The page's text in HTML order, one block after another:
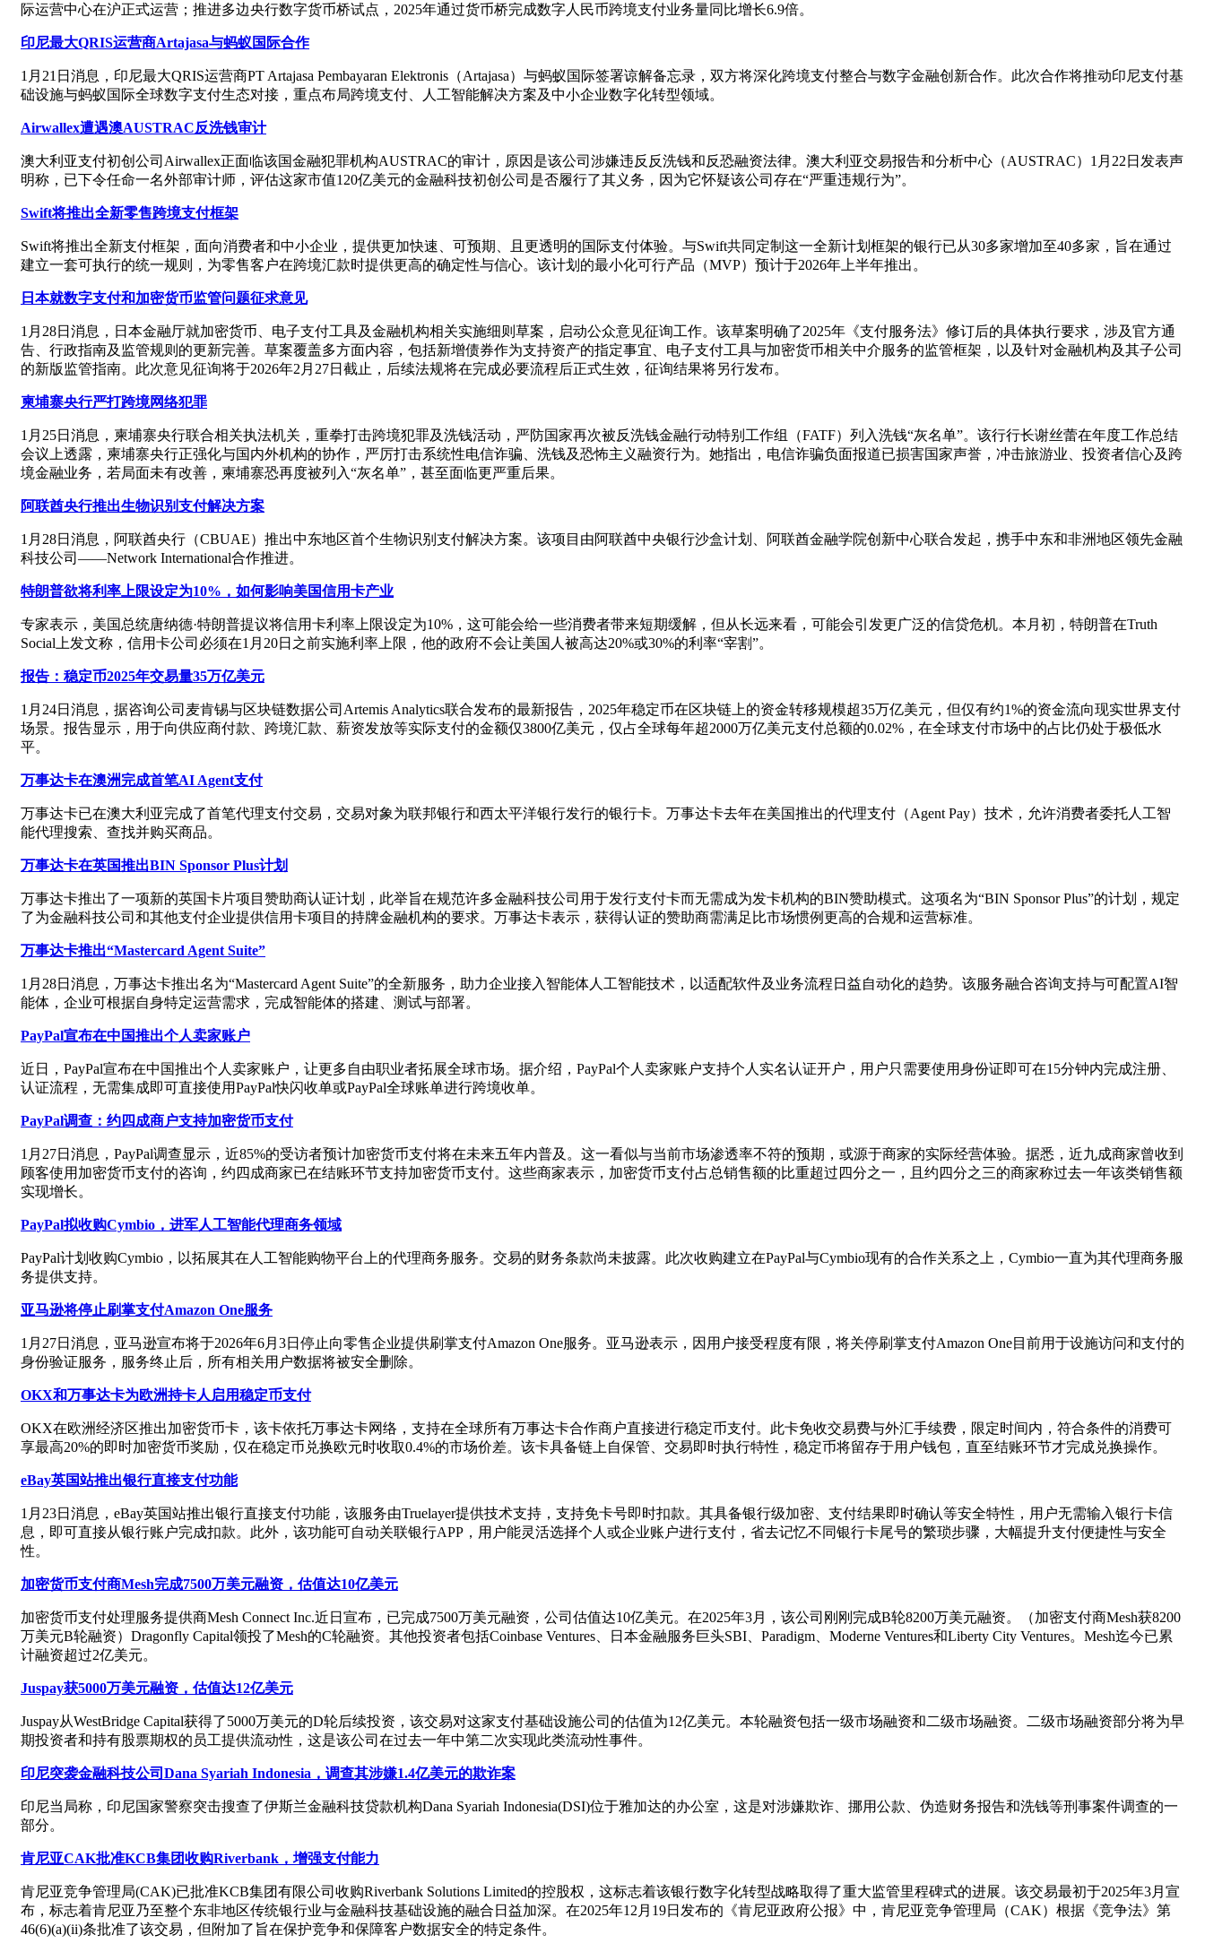
际运营中心在沪正式运营；推进多边央行数字货币桥试点，2025年通过货币桥完成数字人民币跨境支付业务量同比增长6.9倍。
印尼最大QRIS运营商Artajasa与蚂蚁国际合作
1月21日消息，印尼最大QRIS运营商PT Artajasa Pembayaran Elektronis（Artajasa）与蚂蚁国际签署谅解备忘录，双方将深化跨境支付整合与数字金融创新合作。此次合作将推动印尼支付基
础设施与蚂蚁国际全球数字支付生态对接，重点布局跨境支付、人工智能解决方案及中小企业数字化转型领域。
Airwallex遭遇澳AUSTRAC反洗钱审计
澳大利亚支付初创公司Airwallex正面临该国金融犯罪机构AUSTRAC的审计，原因是该公司涉嫌违反反洗钱和反恐融资法律。澳大利亚交易报告和分析中心（AUSTRAC）1月22日发表声
明称，已下令任命一名外部审计师，评估这家市值120亿美元的金融科技初创公司是否履行了其义务，因为它怀疑该公司存在“严重违规行为”。
Swift将推出全新零售跨境支付框架
Swift将推出全新支付框架，面向消费者和中小企业，提供更加快速、可预期、且更透明的国际支付体验。与Swift共同定制这一全新计划框架的银行已从30多家增加至40多家，旨在通过
建立一套可执行的统一规则，为零售客户在跨境汇款时提供更高的确定性与信心。该计划的最小化可行产品（MVP）预计于2026年上半年推出。
日本就数字支付和加密货币监管问题征求意见
1月28日消息，日本金融厅就加密货币、电子支付工具及金融机构相关实施细则草案，启动公众意见征询工作。该草案明确了2025年《支付服务法》修订后的具体执行要求，涉及官方通
告、行政指南及监管规则的更新完善。草案覆盖多方面内容，包括新增债券作为支持资产的指定事宜、电子支付工具与加密货币相关中介服务的监管框架，以及针对金融机构及其子公司
的新版监管指南。此次意见征询将于2026年2月27日截止，后续法规将在完成必要流程后正式生效，征询结果将另行发布。
柬埔寨央行严打跨境网络犯罪
1月25日消息，柬埔寨央行联合相关执法机关，重拳打击跨境犯罪及洗钱活动，严防国家再次被反洗钱金融行动特别工作组（FATF）列入洗钱“灰名单”。该行行长谢丝蕾在年度工作总结
会议上透露，柬埔寨央行正强化与国内外机构的协作，严厉打击系统性电信诈骗、洗钱及恐怖主义融资行为。她指出，电信诈骗负面报道已损害国家声誉，冲击旅游业、投资者信心及跨
境金融业务，若局面未有改善，柬埔寨恐再度被列入“灰名单”，甚至面临更严重后果。
阿联酋央行推出生物识别支付解决方案
1月28日消息，阿联酋央行（CBUAE）推出中东地区首个生物识别支付解决方案。该项目由阿联酋中央银行沙盒计划、阿联酋金融学院创新中心联合发起，携手中东和非洲地区领先金融
科技公司——Network International合作推进。
特朗普欲将利率上限设定为10%，如何影响美国信用卡产业
专家表示，美国总统唐纳德·特朗普提议将信用卡利率上限设定为10%，这可能会给一些消费者带来短期缓解，但从长远来看，可能会引发更广泛的信贷危机。本月初，特朗普在Truth
Social上发文称，信用卡公司必须在1月20日之前实施利率上限，他的政府不会让美国人被高达20%或30%的利率“宰割”。
报告：稳定币2025年交易量35万亿美元
1月24日消息，据咨询公司麦肯锡与区块链数据公司Artemis Analytics联合发布的最新报告，2025年稳定币在区块链上的资金转移规模超35万亿美元，但仅有约1%的资金流向现实世界支付
场景。报告显示，用于向供应商付款、跨境汇款、薪资发放等实际支付的金额仅3800亿美元，仅占全球每年超2000万亿美元支付总额的0.02%，在全球支付市场中的占比仍处于极低水
平。
万事达卡在澳洲完成首笔AI Agent支付
万事达卡已在澳大利亚完成了首笔代理支付交易，交易对象为联邦银行和西太平洋银行发行的银行卡。万事达卡去年在美国推出的代理支付（Agent Pay）技术，允许消费者委托人工智
能代理搜索、查找并购买商品。
万事达卡在英国推出BIN Sponsor Plus计划
万事达卡推出了一项新的英国卡片项目赞助商认证计划，此举旨在规范许多金融科技公司用于发行支付卡而无需成为发卡机构的BIN赞助模式。这项名为“BIN Sponsor Plus”的计划，规定
了为金融科技公司和其他支付企业提供信用卡项目的持牌金融机构的要求。万事达卡表示，获得认证的赞助商需满足比市场惯例更高的合规和运营标准。
万事达卡推出“Mastercard Agent Suite”
1月28日消息，万事达卡推出名为“Mastercard Agent Suite”的全新服务，助力企业接入智能体人工智能技术，以适配软件及业务流程日益自动化的趋势。该服务融合咨询支持与可配置AI智
能体，企业可根据自身特定运营需求，完成智能体的搭建、测试与部署。
PayPal宣布在中国推出个人卖家账户
近日，PayPal宣布在中国推出个人卖家账户，让更多自由职业者拓展全球市场。据介绍，PayPal个人卖家账户支持个人实名认证开户，用户只需要使用身份证即可在15分钟内完成注册、
认证流程，无需集成即可直接使用PayPal快闪收单或PayPal全球账单进行跨境收单。
PayPal调查：约四成商户支持加密货币支付
1月27日消息，PayPal调查显示，近85%的受访者预计加密货币支付将在未来五年内普及。这一看似与当前市场渗透率不符的预期，或源于商家的实际经营体验。据悉，近九成商家曾收到
顾客使用加密货币支付的咨询，约四成商家已在结账环节支持加密货币支付。这些商家表示，加密货币支付占总销售额的比重超过四分之一，且约四分之三的商家称过去一年该类销售额
实现增长。
PayPal拟收购Cymbio，进军人工智能代理商务领域
PayPal计划收购Cymbio，以拓展其在人工智能购物平台上的代理商务服务。交易的财务条款尚未披露。此次收购建立在PayPal与Cymbio现有的合作关系之上，Cymbio一直为其代理商务服
务提供支持。
亚马逊将停止刷掌支付Amazon One服务
1月27日消息，亚马逊宣布将于2026年6月3日停止向零售企业提供刷掌支付Amazon One服务。亚马逊表示，因用户接受程度有限，将关停刷掌支付Amazon One目前用于设施访问和支付的
身份验证服务，服务终止后，所有相关用户数据将被安全删除。
OKX和万事达卡为欧洲持卡人启用稳定币支付
OKX在欧洲经济区推出加密货币卡，该卡依托万事达卡网络，支持在全球所有万事达卡合作商户直接进行稳定币支付。此卡免收交易费与外汇手续费，限定时间内，符合条件的消费可
享最高20%的即时加密货币奖励，仅在稳定币兑换欧元时收取0.4%的市场价差。该卡具备链上自保管、交易即时执行特性，稳定币将留存于用户钱包，直至结账环节才完成兑换操作。
eBay英国站推出银行直接支付功能
1月23日消息，eBay英国站推出银行直接支付功能，该服务由Truelayer提供技术支持，支持免卡号即时扣款。其具备银行级加密、支付结果即时确认等安全特性，用户无需输入银行卡信
息，即可直接从银行账户完成扣款。此外，该功能可自动关联银行APP，用户能灵活选择个人或企业账户进行支付，省去记忆不同银行卡尾号的繁琐步骤，大幅提升支付便捷性与安全
性。
加密货币支付商Mesh完成7500万美元融资，估值达10亿美元
加密货币支付处理服务提供商Mesh Connect Inc.近日宣布，已完成7500万美元融资，公司估值达10亿美元。在2025年3月，该公司刚刚完成B轮8200万美元融资。（加密支付商Mesh获8200
万美元B轮融资）Dragonfly Capital领投了Mesh的C轮融资。其他投资者包括Coinbase Ventures、日本金融服务巨头SBI、Paradigm、Moderne Ventures和Liberty City Ventures。Mesh迄今已累
计融资超过2亿美元。
Juspay获5000万美元融资，估值达12亿美元
Juspay从WestBridge Capital获得了5000万美元的D轮后续投资，该交易对这家支付基础设施公司的估值为12亿美元。本轮融资包括一级市场融资和二级市场融资。二级市场融资部分将为早
期投资者和持有股票期权的员工提供流动性，这是该公司在过去一年中第二次实现此类流动性事件。
印尼突袭金融科技公司Dana Syariah Indonesia，调查其涉嫌1.4亿美元的欺诈案
印尼当局称，印尼国家警察突击搜查了伊斯兰金融科技贷款机构Dana Syariah Indonesia(DSI)位于雅加达的办公室，这是对涉嫌欺诈、挪用公款、伪造财务报告和洗钱等刑事案件调查的一
部分。
肯尼亚CAK批准KCB集团收购Riverbank，增强支付能力
肯尼亚竞争管理局(CAK)已批准KCB集团有限公司收购Riverbank Solutions Limited的控股权，这标志着该银行数字化转型战略取得了重大监管里程碑式的进展。该交易最初于2025年3月宣
布，标志着肯尼亚乃至整个东非地区传统银行业与金融科技基础设施的融合日益加深。在2025年12月19日发布的《肯尼亚政府公报》中，肯尼亚竞争管理局（CAK）根据《竞争法》第
46(6)(a)(ii)条批准了该交易，但附加了旨在保护竞争和保障客户数据安全的特定条件。